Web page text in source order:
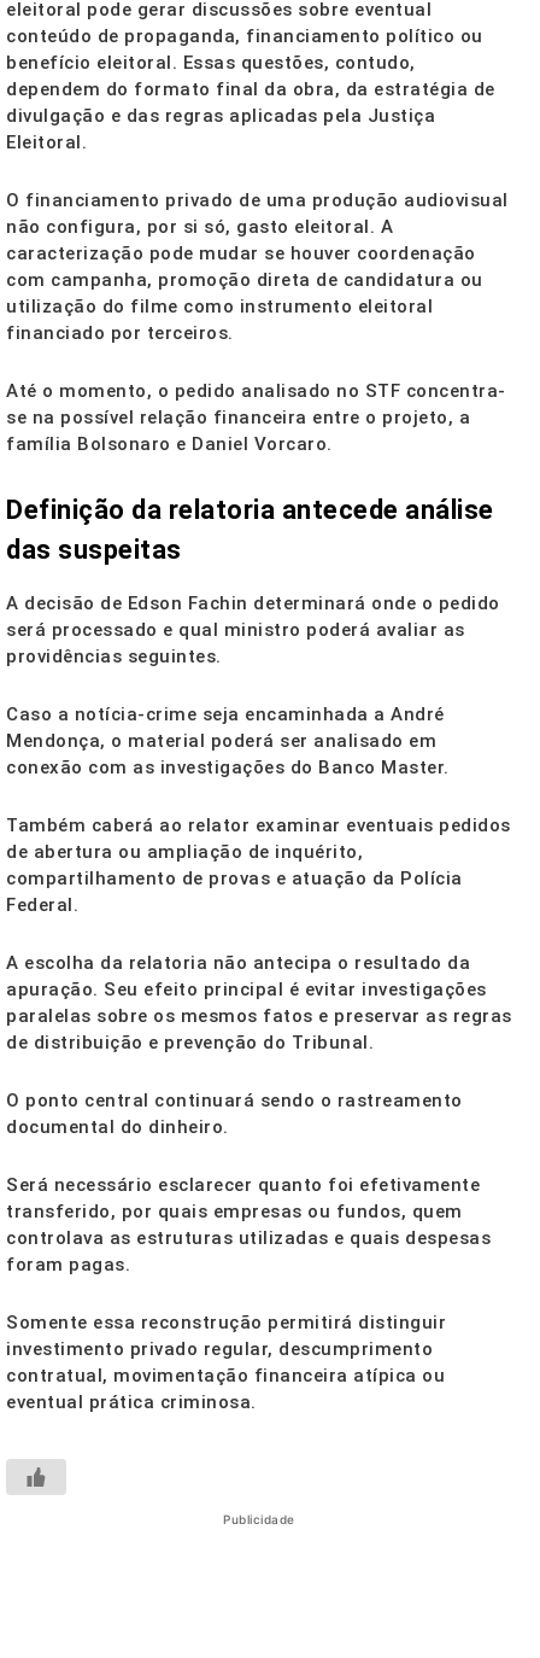
eleitoral pode gerar discussões sobre eventual
conteúdo de propaganda, financiamento político ou
benefício eleitoral. Essas questões, contudo,
dependem do formato final da obra, da estratégia de
divulgação e das regras aplicadas pela Justiça
Eleitoral.
O financiamento privado de uma produção audiovisual
não configura, por si só, gasto eleitoral. A
caracterização pode mudar se houver coordenação
com campanha, promoção direta de candidatura ou
utilização do filme como instrumento eleitoral
financiado por terceiros.
Até o momento, o pedido analisado no STF concentra-
se na possível relação financeira entre o projeto, a
família Bolsonaro e Daniel Vorcaro.
Definição da relatoria antecede análise
das suspeitas
A decisão de Edson Fachin determinará onde o pedido
será processado e qual ministro poderá avaliar as
providências seguintes.
Caso a notícia-crime seja encaminhada a André
Mendonça, o material poderá ser analisado em
conexão com as investigações do Banco Master.
Também caberá ao relator examinar eventuais pedidos
de abertura ou ampliação de inquérito,
compartilhamento de provas e atuação da Polícia
Federal.
A escolha da relatoria não antecipa o resultado da
apuração. Seu efeito principal é evitar investigações
paralelas sobre os mesmos fatos e preservar as regras
de distribuição e prevenção do Tribunal.
O ponto central continuará sendo o rastreamento
documental do dinheiro.
Será necessário esclarecer quanto foi efetivamente
transferido, por quais empresas ou fundos, quem
controlava as estruturas utilizadas e quais despesas
foram pagas.
Somente essa reconstrução permitirá distinguir
investimento privado regular, descumprimento
contratual, movimentação financeira atípica ou
eventual prática criminosa.
Publicidade